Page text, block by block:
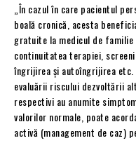
„În cazul în care pacientul
boală cronică, acesta
gratuite la medicul de familie
continuitatea terapiei,
îngrijirea şi autoîngrijirea etc.
evaluării riscului dezvoltării
respectivi au anumite
valorilor normale, poate
activă (management de caz)